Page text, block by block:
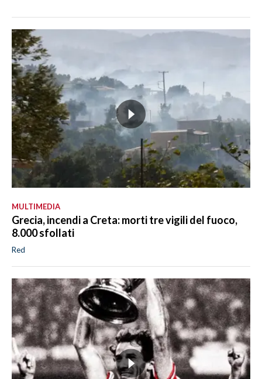
MULTIMEDIA
Grecia, incendi a Creta: morti tre vigili del fuoco,
8.000 sfollati
Red